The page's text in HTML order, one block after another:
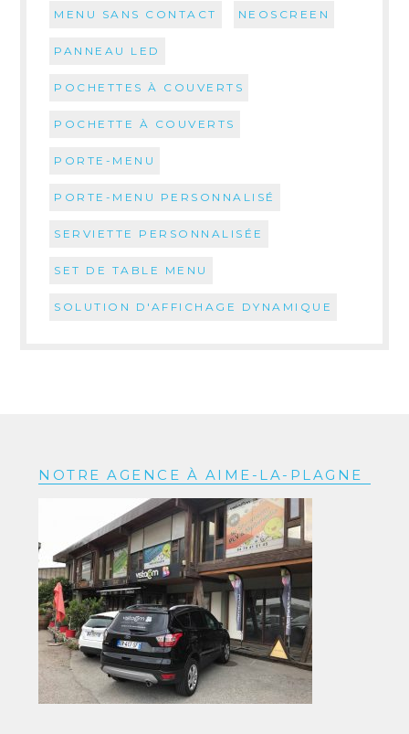
MENU SANS CONTACT NEOSCREEN
PANNEAU LED
POCHETTES À COUVERTS
POCHETTE À COUVERTS
PORTE-MENU
PORTE-MENU PERSONNALISÉ
SERVIETTE PERSONNALISÉE
SET DE TABLE MENU
SOLUTION D'AFFICHAGE DYNAMIQUE
NOTRE AGENCE À AIME-LA-PLAGNE